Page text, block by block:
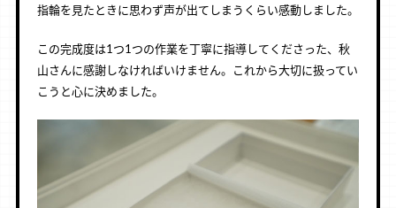
指輪を見たときに思わず声が出てしまうくらい感動しました。
この完成度は1つ1つの作業を丁寧に指導してくださった、秋
山さんに感謝しなければいけません。これから大切に扱ってい
こうと心に決めました。